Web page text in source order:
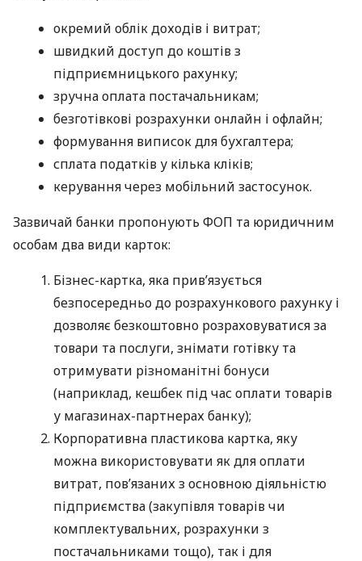
окремий облік доходів і витрат;
швидкий доступ до коштів з
підприємницького рахунку;
зручна оплата постачальникам;
безготівкові розрахунки онлайн і офлайн;
формування виписок для бухгалтера;
сплата податків у кілька кліків;
керування через мобільний застосунок.
Зазвичай банки пропонують ФОП та юридичним
особам два види карток:
Бізнес-картка, яка прив’язується
безпосередньо до розрахункового рахунку і
дозволяє безкоштовно розраховуватися за
товари та послуги, знімати готівку та
отримувати різноманітні бонуси
(наприклад, кешбек під час оплати товарів
у магазинах-партнерах банку);
Корпоративна пластикова картка, яку
можна використовувати як для оплати
витрат, пов’язаних з основною діяльністю
підприємства (закупівля товарів чи
комплектувальних, розрахунки з
постачальниками тощо), так і для